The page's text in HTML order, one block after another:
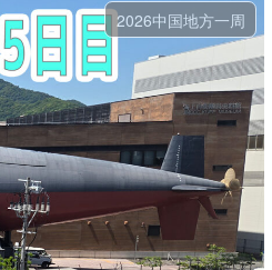
2026中国地方一周